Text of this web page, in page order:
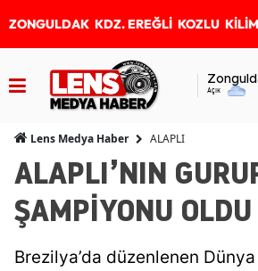
ZONGULDAK KDZ. EREĞLİ KOZLU
Açık
Lens Medya Haber ALAPLI
ALAPLI’NIN
ŞAMPİYONU OLDU
Brezilya’da düzenlenen